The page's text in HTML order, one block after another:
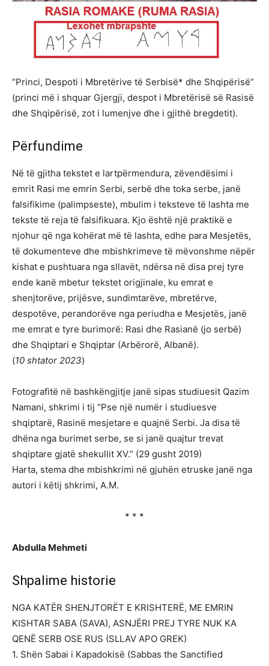
“Princi, Despoti i Mbretërive të Serbisë* dhe Shqipërisë”
(princi më i shquar Gjergji, despot i Mbretërisë së Rasisë
dhe Shqipërisë, zot i lumenjve dhe i gjithë bregdetit).
Përfundime
Në të gjitha tekstet e lartpërmendura, zëvendësimi i
emrit Rasi me emrin Serbi, serbë dhe toka serbe, janë
falsifikime (palimpseste), mbulim i teksteve të lashta me
tekste të reja të falsifikuara. Kjo është një praktikë e
njohur që nga kohërat më të lashta, edhe para Mesjetës,
të dokumenteve dhe mbishkrimeve të mëvonshme nëpër
kishat e pushtuara nga sllavët, ndërsa në disa prej tyre
ende kanë mbetur tekstet origjinale, ku emrat e
shenjtorëve, prijësve, sundimtarëve, mbretërve,
despotëve, perandorëve nga periudha e Mesjetës, janë
me emrat e tyre burimorë: Rasi dhe Rasianë (jo serbë)
dhe Shqiptari e Shqiptar (Arbërorë, Albanë).
(10 shtator 2023)
Fotografitë në bashkëngjitje janë sipas studiuesit Qazim
Namani, shkrimi i tij “Pse një numër i studiuesve
shqiptarë, Rasinë mesjetare e quajnë Serbi. Ja disa të
dhëna nga burimet serbe, se si janë quajtur trevat
shqiptare gjatë shekullit XV.” (29 gusht 2019)
Harta, stema dhe mbishkrimi në gjuhën etruske janë nga
autori i këtij shkrimi, A.M.
* * *
Abdulla Mehmeti
Shpalime historie
NGA KATËR SHENJTORËT E KRISHTERË, ME EMRIN
KISHTAR SABA (SAVA), ASNJËRI PREJ TYRE NUK KA
QENË SERB OSE RUS (SLLAV APO GREK)
1. Shën Sabai i Kapadokisë (Sabbas the Sanctified